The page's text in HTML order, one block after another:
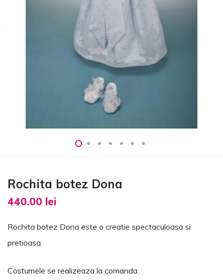
Rochita botez Dona
440.00 lei
Rochita botez Dona este o creatie spectaculoasa si
pretioasa.
Costumele se realizeaza la comanda.